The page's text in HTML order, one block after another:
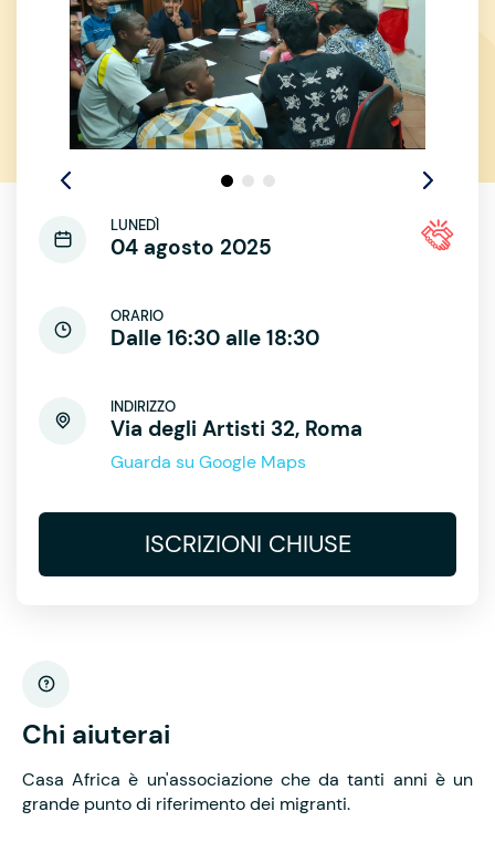
LUNEDÌ
04 agosto 2025
ORARIO
Dalle 16:30 alle 18:30
INDIRIZZO
Via degli Artisti 32, Roma
Guarda su Google Maps
ISCRIZIONI CHIUSE
Chi aiuterai
Casa Africa è un'associazione che da tanti anni è un
grande punto di riferimento dei migranti.